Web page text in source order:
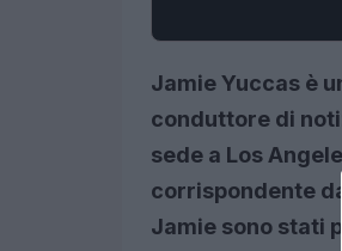
Jamie Yuccas è
conduttore di
sede a Los
corrispondente
Jamie sono stati